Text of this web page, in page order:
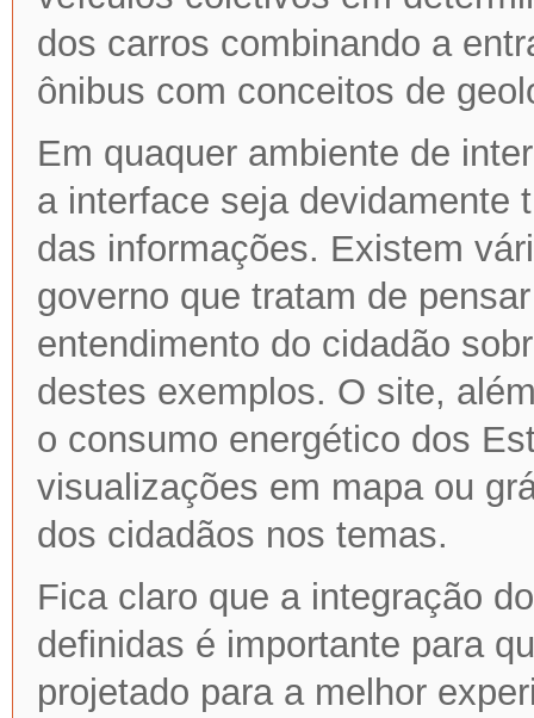
dos carros combinando a
ônibus com conceitos de
Em quaquer ambiente de
a interface seja devidamente
das informações. Existem
governo que tratam de
entendimento do cidadão
destes exemplos. O site,
o consumo energético dos
visualizações em mapa ou
dos cidadãos nos temas.
Fica claro que a integração
definidas é importante para
projetado para a melhor